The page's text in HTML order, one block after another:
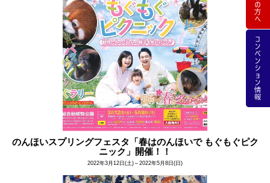
のんほいスプリングフェスタ「春はのんほいで もぐもぐピク
ニック」開催！！
2022年3月12日(土)～2022年5月8日(日)